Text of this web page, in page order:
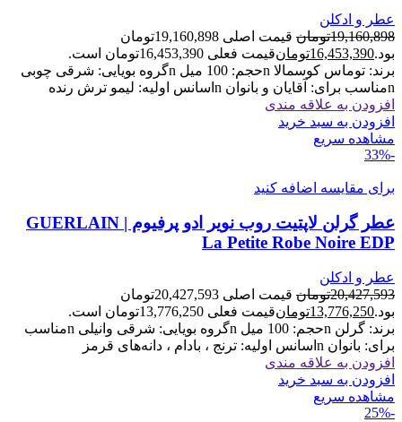
عطر و ادکلن
19,160,898تومان
قیمت اصلی 19,160,898تومان
بود.16,453,390تومانقیمت فعلی 16,453,390تومان است.
برند: توماس کوسمالا nحجم: 100 میل nگروه بویایی: شرقی چوبی
nمناسب برای: آقایان و بانوان nاسانس اولیه: لیمو ترش رنده
افزودن به علاقه مندی
افزودن به سبد خرید
مشاهده سریع
-33%
برای مقایسه اضافه کنید
عطر گرلن لاپتیت روب نویر ادو پرفیوم | GUERLAIN
La Petite Robe Noire EDP
عطر و ادکلن
20,427,593تومان
قیمت اصلی 20,427,593تومان
بود.13,776,250تومانقیمت فعلی 13,776,250تومان است.
برند: گرلن nحجم: 100 میل nگروه بویایی: شرقی وانیلی nمناسب
برای: بانوان nاسانس اولیه: ترنج ، بادام ، دانه‌های قرمز
افزودن به علاقه مندی
افزودن به سبد خرید
مشاهده سریع
-25%